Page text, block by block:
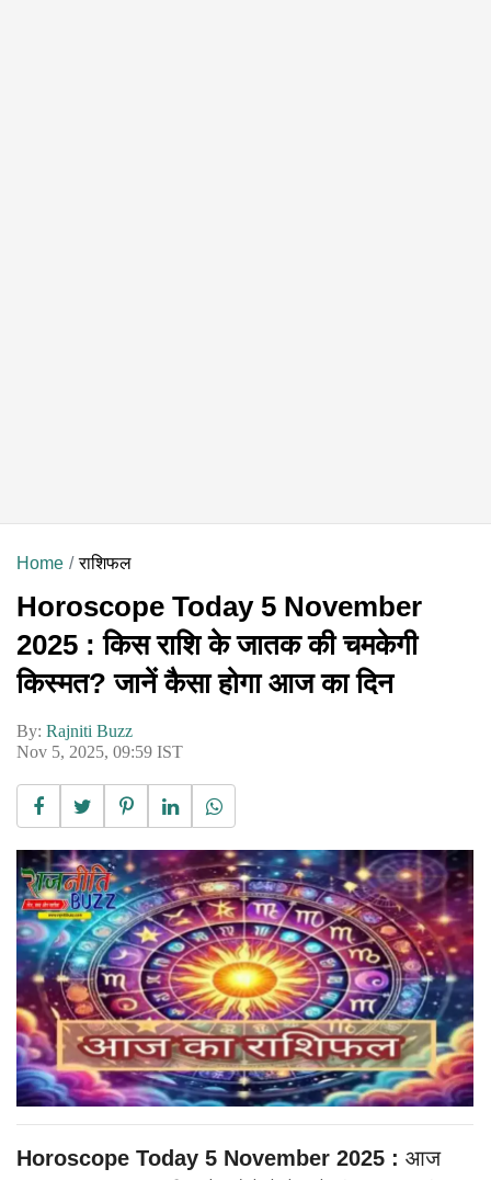
Home राशिफल
Horoscope Today 5 November
2025 : किस राशि के जातक की चमकेगी
किस्मत? जानें कैसा होगा आज का दिन
By: Rajniti Buzz
Nov 5, 2025, 09:59 IST
Horoscope Today 5 November 2025 : आज